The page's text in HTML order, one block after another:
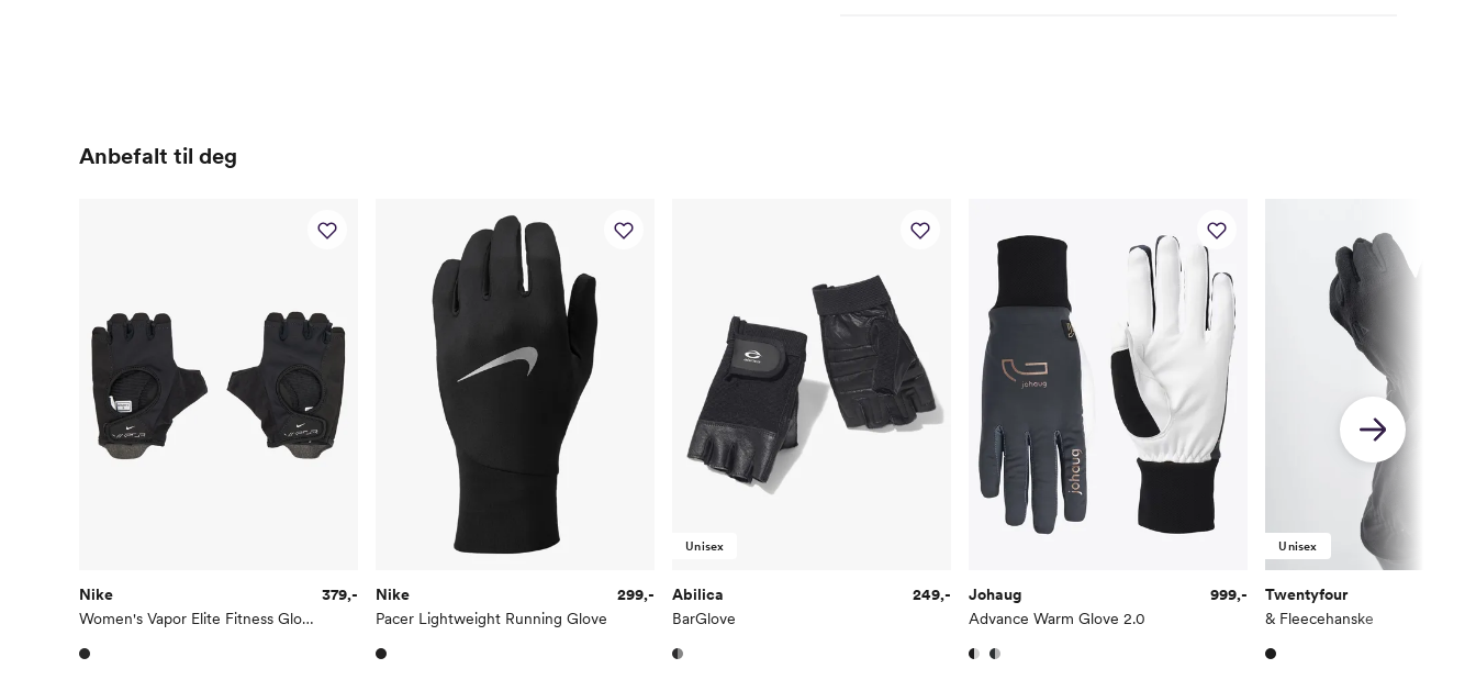
Anbefalt til deg
Nike
Women's Vapor Elite Fitness Gloves
379,-
Nike
Pacer Lightweight Running Glove
299,-
Unisex
Abilica
BarGlove
249,-
Johaug
Advance Warm Glove 2.0
999,-
Unisex
Twentyfour
& Fleecehanske